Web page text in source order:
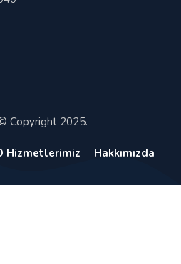
Copyright 2025.
Hizmetlerimiz Hakkımızda